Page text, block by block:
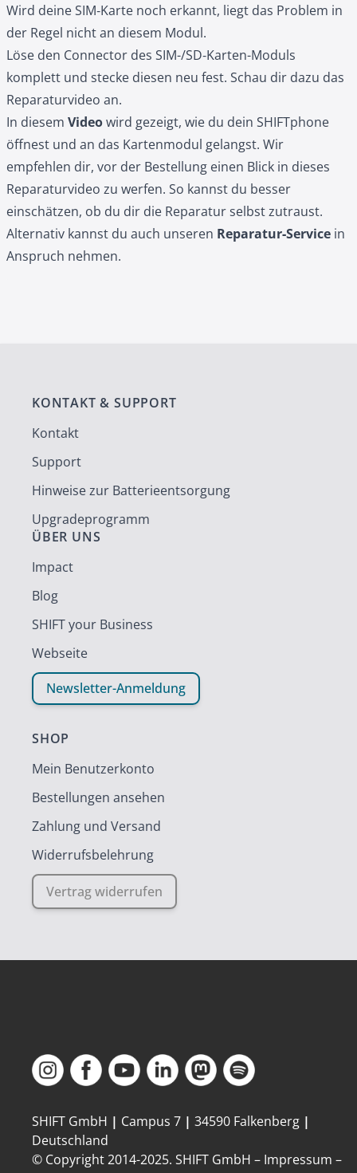
Wird deine SIM‑Karte noch erkannt, liegt das Problem in
der Regel nicht an diesem Modul.
Löse den Connector des SIM-/SD‑Karten-Moduls
komplett und stecke diesen neu fest. Schau dir dazu das
Reparaturvideo an.
In diesem Videowird gezeigt, wie du dein SHIFTphone
öffnest und an das Kartenmodul gelangst. Wir
empfehlen dir, vor der Bestellung einen Blick in dieses
Reparaturvideo zu werfen. So kannst du besser
einschätzen, ob du dir die Reparatur selbst zutraust.
Alternativ kannst du auch unseren Reparatur‑Service in
Anspruch nehmen.
KONTAKT & SUPPORT
Kontakt
Support
Hinweise zur Batterieentsorgung
Upgradeprogramm
ÜBER UNS
Impact
Blog
SHIFT your Business
Webseite
Newsletter-Anmeldung
SHOP
Mein Benutzerkonto
Bestellungen ansehen
Zahlung und Versand
Widerrufsbelehrung
Vertrag widerrufen
SHIFT GmbH | Campus 7 | 34590 Falkenberg |
Deutschland
© Copyright 2014-2025. SHIFT GmbH – Impressum –